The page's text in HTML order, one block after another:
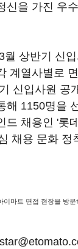
신을 가진 우
월 상반기 신
계열사별로
신입사원 공
해 1150명을
드 채용인 '롯
채용 문화 정
이마트 면접 현장을 방